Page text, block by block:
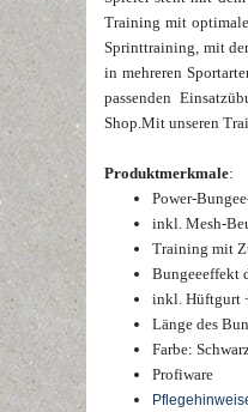
Training mit
Sprinttraining, mit
in mehreren
passenden
Shop.Mit unseren
Produktmerkmale:
Power-
inkl. Mesh-
Training mit
Bungeeeffekt
inkl. Hüftgurt
Länge des
Farbe:
Profiware